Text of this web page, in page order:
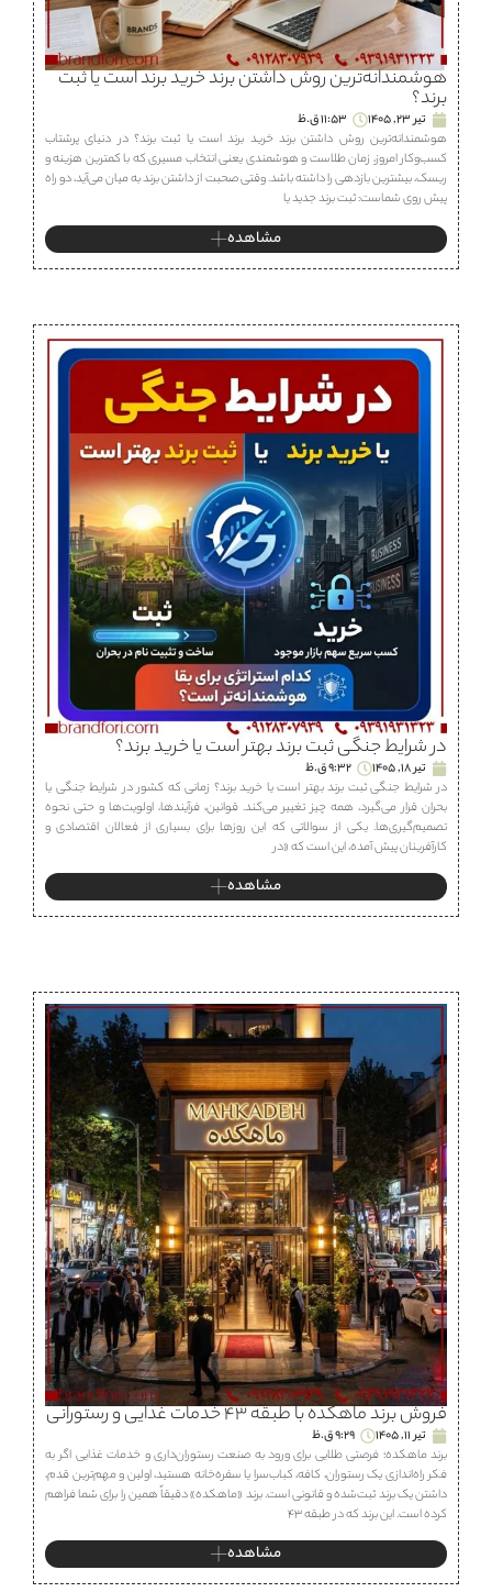
هوشمندانه‌ترین روش داشتن برند خرید برند است یا ثبت
برند؟
تیر 23, 1405
11:53 ق.ظ
هوشمندانه‌ترین روش داشتن برند خرید برند است یا ثبت برند؟ در دنیای پرشتاب
کسب‌وکار امروز، زمان طلاست و هوشمندی یعنی انتخاب مسیری که با کمترین هزینه و
ریسک، بیشترین بازدهی را داشته باشد. وقتی صحبت از داشتن برند به میان می‌آید، دو راه
پیش روی شماست: ثبت برند جدید یا
مشاهده
در شرایط جنگی ثبت برند بهتر است یا خرید برند؟
تیر 18, 1405
9:32 ق.ظ
در شرایط جنگی ثبت برند بهتر است یا خرید برند؟ زمانی که کشور در شرایط جنگی یا
بحران قرار می‌گیرد، همه چیز تغییر می‌کند. قوانین، فرآیندها، اولویت‌ها و حتی نحوه
تصمیم‌گیری‌ها. یکی از سوالاتی که این روزها برای بسیاری از فعالان اقتصادی و
کارآفرینان پیش آمده، این است که «در
مشاهده
فروش برند ماهكده با طبقه ۴۳ خدمات غذایی و رستورانی
تیر 11, 1405
9:29 ق.ظ
برند ماهكده؛ فرصتی طلایی برای ورود به صنعت رستوران‌داری و خدمات غذایی اگر به
فکر راه‌اندازی یک رستوران، كافه، كباب‌سرا یا سفره‌خانه هستید، اولین و مهم‌ترین قدم،
داشتن یک برند ثبت‌شده و قانونی است. برند «ماهكده» دقیقاً همین را برای شما فراهم
کرده است. این برند که در طبقه ۴۳
مشاهده